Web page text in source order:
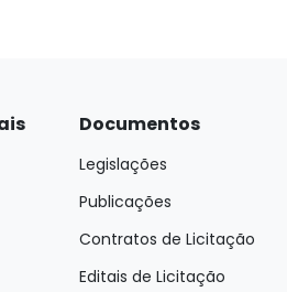
Documentos
Legislações
Publicações
Contratos de Licitação
Editais de Licitação